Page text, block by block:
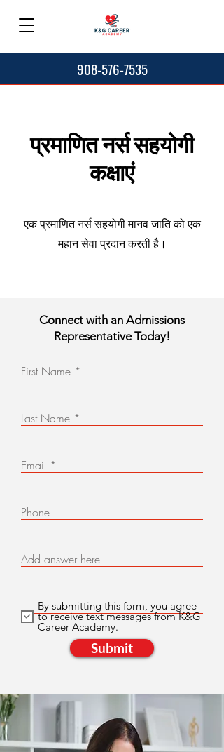
908-576-7535
प्रमाणित नर्स सहयोगी
कक्षाएं
एक प्रमाणित नर्स सहयोगी मानव जाति को एक
महान सेवा प्रदान करती है।
Connect with an Admissions
Representative Today!
First Name
Last Name
Email
Phone
Add answer here
By submitting this form, you agree
to receive text messages from K&G
Career Academy.
Submit